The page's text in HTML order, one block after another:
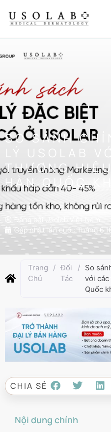
SO SÁNH
LÝ USOLAB
THƯƠNG
HÀN QUỐC
Cập nhật lần cuối: Tháng 6
Trang
Chủ
/ Đối
Tác
/ So
với các
Quốc
CHIA SẺ
Nội dung chính